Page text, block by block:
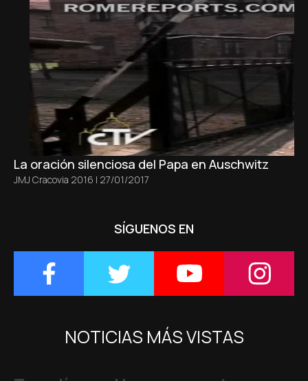
La oración silenciosa del Papa en Auschwitz
JMJ Cracovia 2016 | 27/01/2017
SÍGUENOS EN
NOTICIAS MÁS VISTAS